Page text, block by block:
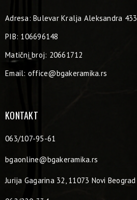
Adresa: Bulevar Kralja Aleksandra 433
PIB: 106696148
Matični broj: 20661712
Email: office@bgakeramika.rs
KONTAKT
063/107-95-61
bgaonline@bgakeramika.rs
Jurija Gagarina 32, 11073 Novi Beograd